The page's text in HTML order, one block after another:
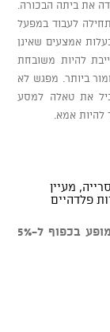
את ביתה הבכורה.
לעבוד במפעל
אמצעים שאינן
להיות משובחת
ביותר. מפגש לא
את טאלה למסע
אמא.
מעיין
פלדהיים
ניתן לבטל כרטיסים עד יומיים לפני מועד המופע בכפוף ל-5%